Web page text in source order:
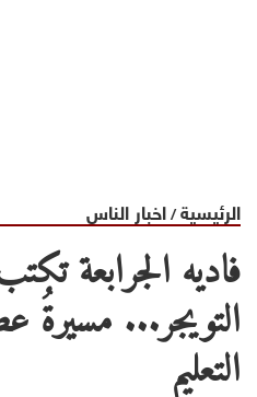
الرئيسية/اخبار الناس
فاديه الجرابعة
التويجر... مسيرةُ
التعليم